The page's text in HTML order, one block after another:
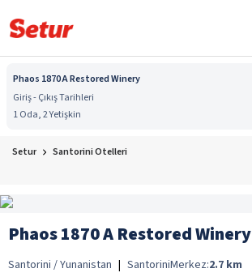
Phaos 1870 A Restored Winery
Giriş - Çıkış Tarihleri
1 Oda, 2 Yetişkin
Setur Santorini Otelleri
Phaos 1870 A Restored Winery
Santorini / Yunanistan | SantoriniMerkez:2.7 km